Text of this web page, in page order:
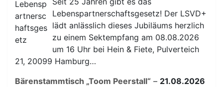
Lebenspartnerschaftsgesetz! Der LSVD+
lädt anlässlich dieses Jubiläums herzlich
zu einem Sektempfang am 08.08.2026
um 16 Uhr bei Hein & Fiete, Pulverteich
21, 20099 Hamburg…
Bärenstammtisch „Toom Peerstall“ – 21.08.2026